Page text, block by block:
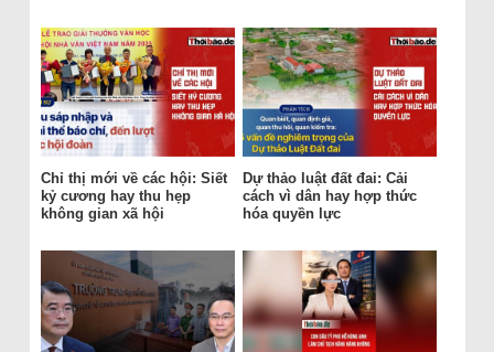
Chỉ thị mới về các hội: Siết
kỷ cương hay thu hẹp
không gian xã hội
Dự thảo luật đất đai: Cải
cách vì dân hay hợp thức
hóa quyền lực